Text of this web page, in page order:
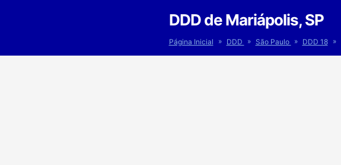
DDD de Mariápolis, SP
Página Inicial » DDD » São Paulo » DDD 18 »